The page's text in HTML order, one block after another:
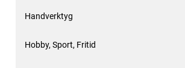
Handverktyg
Hobby, Sport, Fritid